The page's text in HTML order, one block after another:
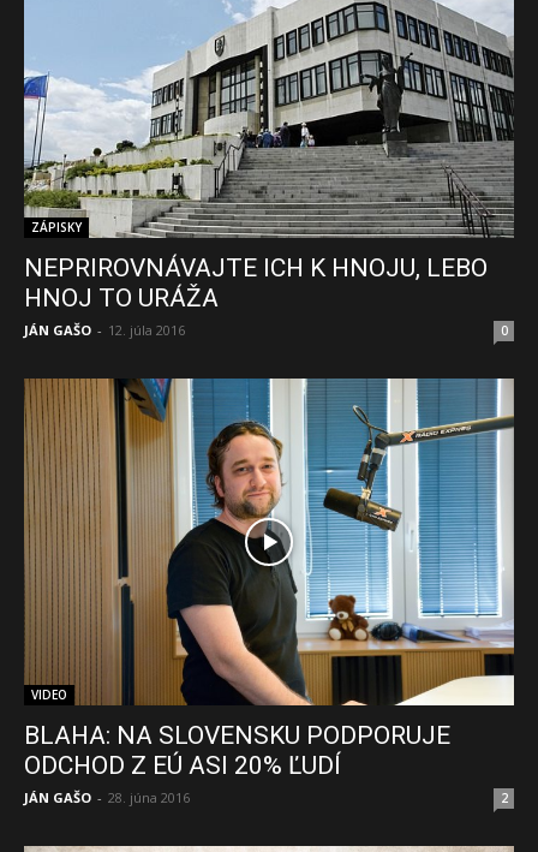
ZÁPISKY
NEPRIROVNÁVAJTE ICH K HNOJU, LEBO
HNOJ TO URÁŽA
JÁN GAŠO - 12. júla 2016 0
VIDEO
BLAHA: NA SLOVENSKU PODPORUJE
ODCHOD Z EÚ ASI 20% ĽUDÍ
JÁN GAŠO - 28. júna 2016 2